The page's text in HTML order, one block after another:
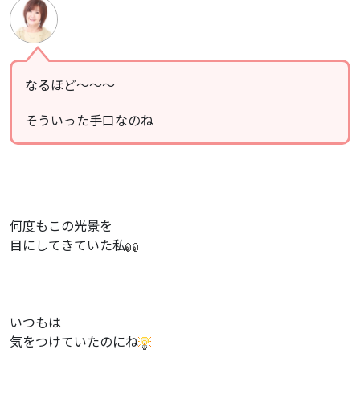
なるほど〜〜〜
そういった手口なのね
何度もこの光景を
目にしてきていた私
いつもは
気をつけていたのにね